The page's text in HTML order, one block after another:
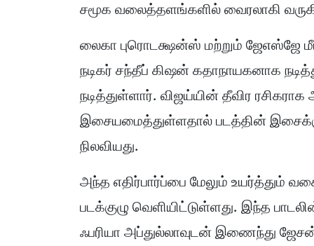
சமூக வலைத்தளங்களில் வைரலாகி
லைகா புரொடக்ஷன்ஸ் மற்றும் ஜேஎஸ்ஜே
நடிகர் சந்தீப் கிஷன் கதாநாயகனாக
நடித்துள்ளார். விஜய்யின் தீவிர
இசையமைத்துள்ளதால் படத்தின்
நிலவியது.
அந்த எதிர்பார்ப்பை மேலும் உயர்த்தும்
படக்குழு வெளியிட்டுள்ளது. இந்த
ஃபரியா அப்துல்லாவுடன் இணைந்து ஜேசன்